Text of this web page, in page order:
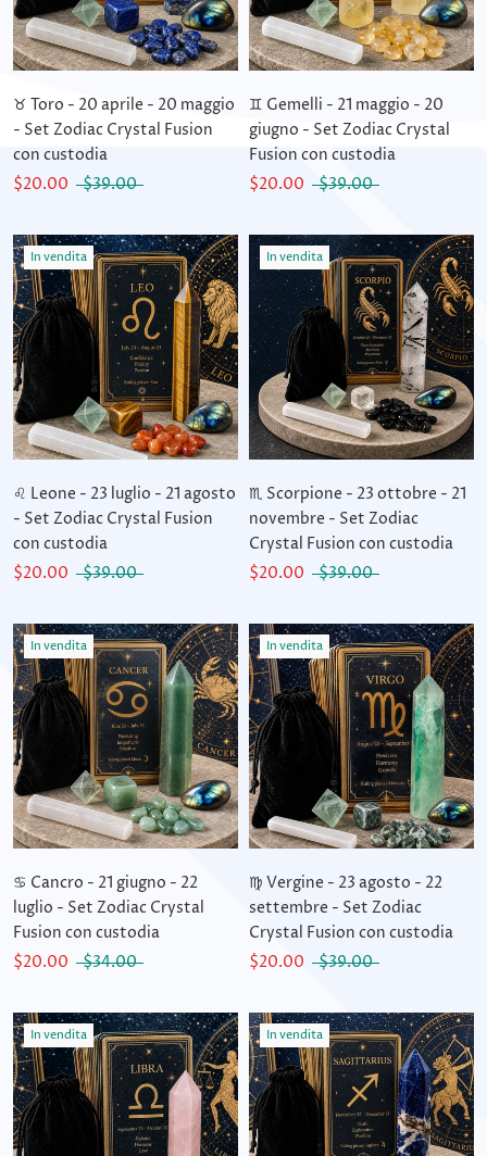
♉ Toro - 20 aprile - 20 maggio
- Set Zodiac Crystal Fusion
con custodia
$20.00
$39.00
♊ Gemelli - 21 maggio - 20
giugno - Set Zodiac Crystal
Fusion con custodia
$20.00
$39.00
In vendita
♌ Leone - 23 luglio - 21 agosto
- Set Zodiac Crystal Fusion
con custodia
$20.00
$39.00
In vendita
♏ Scorpione - 23 ottobre - 21
novembre - Set Zodiac
Crystal Fusion con custodia
$20.00
$39.00
In vendita
♋ Cancro - 21 giugno - 22
luglio - Set Zodiac Crystal
Fusion con custodia
$20.00
$34.00
In vendita
♍ Vergine - 23 agosto - 22
settembre - Set Zodiac
Crystal Fusion con custodia
$20.00
$39.00
In vendita In vendita